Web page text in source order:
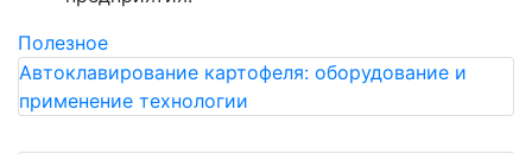
Полезное
Автоклавирование картофеля: оборудование и
применение технологии